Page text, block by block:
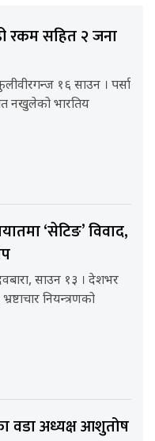
रकम सहित २ जना
१६ साउन । पर्सा
नखुलेको भारतिय
‘सेटिङ’ विवाद,
साउन १३ । देशभर
नियन्त्रणको
वडा अध्यक्ष आशुतोष